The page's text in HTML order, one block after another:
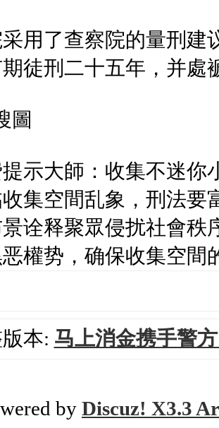
用了查察院的量刑建
徒刑二十五年，并處
示大師：收集不迷你
集空間乱象，刑法要
诠释聚眾侵扰社會秩
權势，确保收集空間
本: 马上消金携手警
by Discuz! X3.3